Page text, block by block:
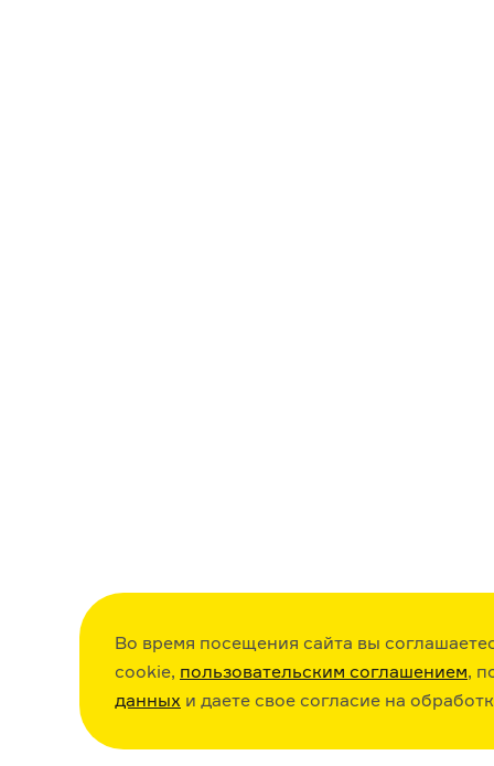
Во время посещения сайта вы
cookie, пользовательским соглашением,
данных и даете свое согласие на